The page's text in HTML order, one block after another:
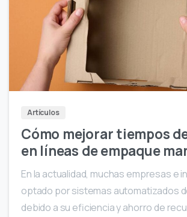
Artículos
Cómo mejorar tiempos
en líneas de empaque
En la actualidad, muchas empresas e
optado por sistemas automatizados
debido a su eficiencia y ahorro de